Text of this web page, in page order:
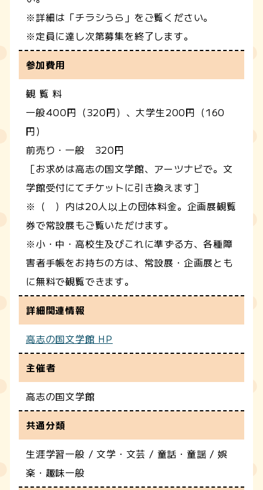
※詳細は「チラシうら」をご覧ください。
※定員に達し次第募集を終了します。
参加費用
観 覧 料
一般400円（320円）、大学生200円（160
円）
前売り・一般 320円
［お求めは高志の国文学館、アーツナビで。文
学館受付にてチケットに引き換えます］
※（ ）内は20人以上の団体料金。企画展観覧
券で常設展もご覧いただけます。
※小・中・高校生及びこれに準ずる方、各種障
害者手帳をお持ちの方は、常設展・企画展とも
に無料で観覧できます。
詳細関連情報
高志の国文学館 HP
主催者
高志の国文学館
共通分類
生涯学習一般 / 文学・文芸 / 童話・童謡 / 娯
楽・趣味一般